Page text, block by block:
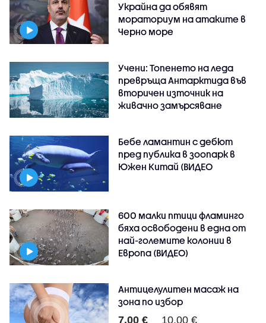
Украйна да обявят
мораториум на атаките в
Черно море
Учени: Топенето на леда
превръща Антарктида във
вторичен източник на
живачно замърсяване
Бебе ламантин с дебют
пред публика в зоопарк в
Южен Китай (ВИДЕО
600 малки птици фламинго
бяха освободени в една от
най-големите колонии в
Европа (ВИДЕО)
Антицелулитен масаж на
зона по избор
7.00 € 10.00 €